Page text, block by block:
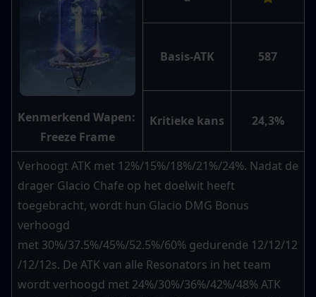
Kenmerkend Wapen:
Freeze Frame
Basis-ATK 587
Kritieke kans 24,3%
Verhoogt ATK met 12%/15%/18%/21%/24%. Nadat de
drager Glacio Chafe op het doelwit heeft
toegebracht, wordt hun Glacio DMG Bonus
verhoogd
met 30%/37.5%/45%/52.5%/60% gedurende 12/12/12
/12/12s. De ATK van alle Resonators in het team
wordt verhoogd met 24%/30%/36%/42%/48% ATK